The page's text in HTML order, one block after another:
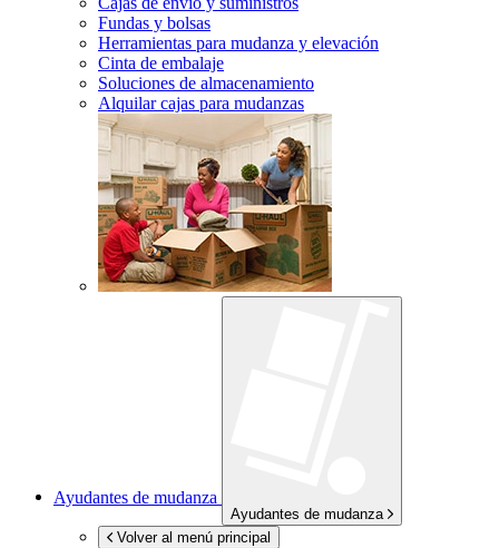
Fundas y bolsas
Herramientas para mudanza y elevación
Cinta de embalaje
Soluciones de almacenamiento
Alquilar cajas para mudanzas
Ayudantes de mudanza
Ayudantes de mudanza
Volver al menú principal